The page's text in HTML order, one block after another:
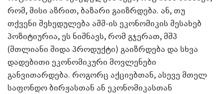
რომ, მისი აზრით, ბაზარი გაიზრდება. ან, თუ
თქვენი შეხედულება აშშ-ის ეკონომიკის შესახებ
პოზიტიურია, ეს ნიშნავს, რომ გჯერათ, მშპ
(მთლიანი შიდა პროდუქტი) გაიზრდება და სხვა
დადებითი ეკონომიკური მოვლენები
განვითარდება. როგორც აქციებთან, ასევე მთელ
საფონდო ბირჟასთან ან ეკონომიკასთან